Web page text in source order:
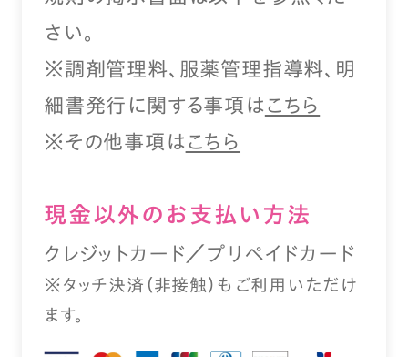
さい。
※調剤管理料、服薬管理指導料、明
細書発行に関する事項は こちら
※その他事項は こちら
現⾦以外のお⽀払い⽅法
クレジットカード／プリペイドカード
※タッチ決済（⾮接触）もご利⽤いただけ
ます。